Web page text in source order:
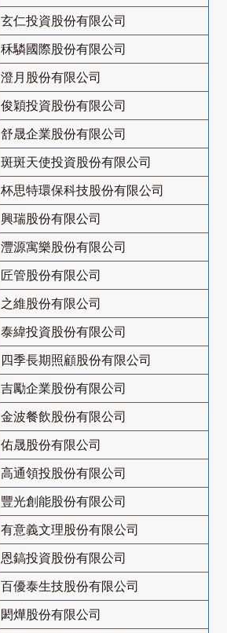
玄仁投資股份有限公司
秝驎國際股份有限公司
澄月股份有限公司
俊穎投資股份有限公司
舒晟企業股份有限公司
斑斑天使投資股份有限公司
杯思特環保科技股份有限公司
興瑞股份有限公司
灃源寓樂股份有限公司
匠管股份有限公司
之維股份有限公司
泰緯投資股份有限公司
四季長期照顧股份有限公司
吉勵企業股份有限公司
金波餐飲股份有限公司
佑晟股份有限公司
高通領投股份有限公司
豐光創能股份有限公司
有意義文理股份有限公司
恩鎬投資股份有限公司
百優泰生技股份有限公司
閎燁股份有限公司